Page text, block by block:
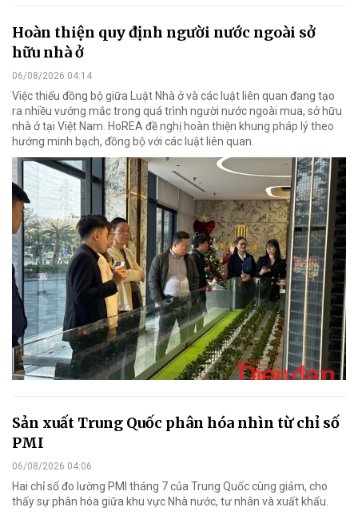
Hoàn thiện quy định người nước ngoài sở
hữu nhà ở
06/08/2026 04:14
Việc thiếu đồng bộ giữa Luật Nhà ở và các luật liên quan đang tạo
ra nhiều vướng mắc trong quá trình người nước ngoài mua, sở hữu
nhà ở tại Việt Nam. HoREA đề nghị hoàn thiện khung pháp lý theo
hướng minh bạch, đồng bộ với các luật liên quan.
Sản xuất Trung Quốc phân hóa nhìn từ chỉ số
PMI
06/08/2026 04:06
Hai chỉ số đo lường PMI tháng 7 của Trung Quốc cùng giảm, cho
thấy sự phân hóa giữa khu vực Nhà nước, tư nhân và xuất khẩu.